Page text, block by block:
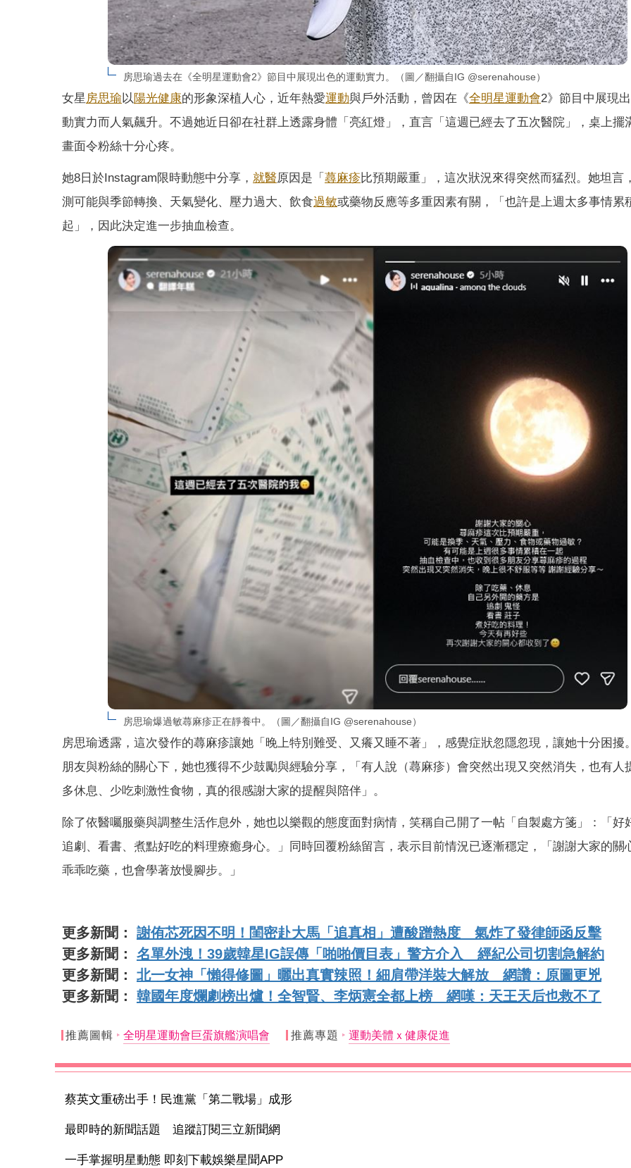
房思瑜過去在《全明星運動會2》節目中展現出色的運動實力。（圖／翻攝自IG @serenahouse）
女星 房思瑜以陽光健康的形象深植人心，近年熱愛運動與戶外活動，曾因在《全明星運動會2》節目中展現
動實力而人氣飆升。不過她近日卻在社群上透露身體「亮紅燈」，直言「這週已經去了五次醫院」，桌上擺
畫面令粉絲十分心疼。
她8日於Instagram限時動態中分享， 就醫原因是「 蕁麻疹比預期嚴重」，這次狀況來得突然而猛烈。她坦言
測可能與季節轉換、天氣變化、壓力過大、飲食過敏或藥物反應等多重因素有關，「也許是上週太多事情累
起」，因此決定進一步抽血檢查。
房思瑜爆過敏蕁麻疹正在靜養中。（圖／翻攝自IG @serenahouse）
房思瑜透露，這次發作的蕁麻疹讓她「晚上特別難受、又癢又睡不著」，感覺症狀忽隱忽現，讓她十分困擾
朋友與粉絲的關心下，她也獲得不少鼓勵與經驗分享，「有人說（蕁麻疹）會突然出現又突然消失，也有人
多休息、少吃刺激性食物，真的很感謝大家的提醒與陪伴」。
除了依醫囑服藥與調整生活作息外，她也以樂觀的態度面對病情，笑稱自己開了一帖「自製處方箋」：「好
追劇、看書、煮點好吃的料理療癒身心。」同時回覆粉絲留言，表示目前情況已逐漸穩定，「謝謝大家的關
乖乖吃藥，也會學著放慢腳步。」
更多新聞： 謝侑芯死因不明！閨密赴大馬「追真相」遭酸蹭熱度 氣炸了發律師函反擊
更多新聞： 名單外洩！39歲韓星IG誤傳「啪啪價目表」警方介入 經紀公司切割急解約
更多新聞： 北一女神「懶得修圖」曬出真實辣照！細肩帶洋裝大解放 網讚：原圖更兇
更多新聞： 韓國年度爛劇榜出爐！全智賢、李炳憲全都上榜 網嘆：天王天后也救不了
推薦圖輯 全明星運動會巨蛋旗艦演唱會 推薦專題 運動美體ｘ健康促進
蔡英文重磅出手！民進黨「第二戰場」成形
最即時的新聞話題 追蹤訂閱三立新聞網
一手掌握明星動態 即刻下載娛樂星聞APP